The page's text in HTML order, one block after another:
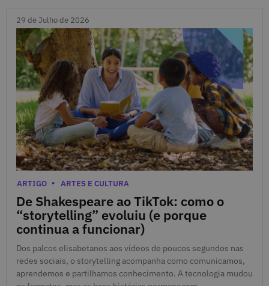
29 de Julho de 2026
De Shakespeare ao TikTok: como o
“storytelling” evoluiu (e porque
continua a funcionar)
29 de Julho de 2026
Categorias
ARTIGO ARTES E CULTURA
Dos palcos elisabetanos aos vídeos de poucos segundos nas
redes sociais, o storytelling acompanha como comunicamos,
aprendemos e partilhamos conhecimento. A tecnologia mudou